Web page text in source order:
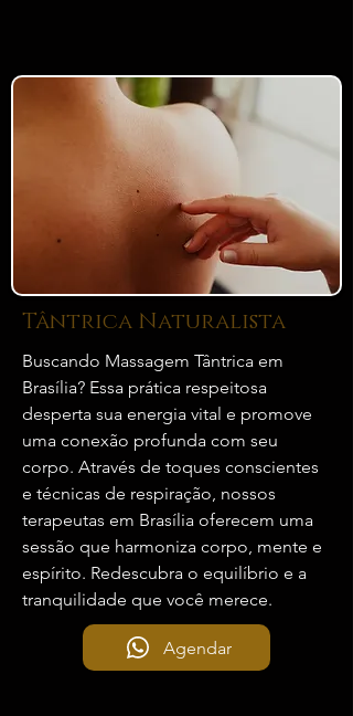
Tântrica Naturalista
Buscando Massagem Tântrica em
Brasília? Essa prática respeitosa
desperta sua energia vital e promove
uma conexão profunda com seu
corpo. Através de toques conscientes
e técnicas de respiração, nossos
terapeutas em Brasília oferecem uma
sessão que harmoniza corpo, mente e
espírito. Redescubra o equilíbrio e a
tranquilidade que você merece.
Agendar